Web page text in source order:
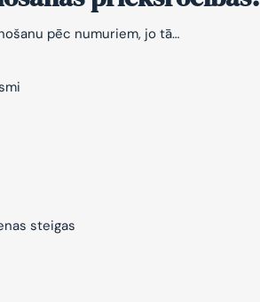
pēc numuriem, jo tā…
steigas